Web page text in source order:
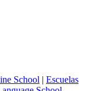
School | Escuelas